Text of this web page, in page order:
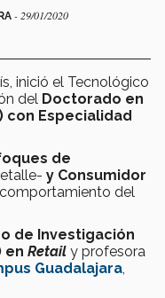
- 29/01/2020
inició el Tecnológico
del Doctorado en
con Especialidad
de
y Consumidor
del
de Investigación
en Retail y profesora
Guadalajara